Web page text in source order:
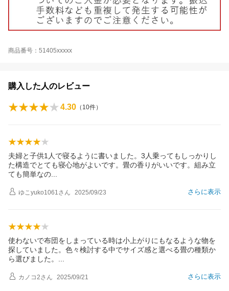
商品番号：51405xxxxx
購入した人のレビュー
4.30 （ 10件）
夫婦と子供1人で寝るように書いました。3人乗ってもしっかりし
た構造でとても寝心地がよいです。畳の香りがいいです。組み立
ても簡単なの
さらに表示
ゆこyuko1061さん 2025/09/23
使わないで布団をしまっている時は小上がりにもなるような物を
探していました。色々検討する中でサイズ感と選べる畳の種類か
ら選びました。
さらに表示
カノコ2さん 2025/09/21